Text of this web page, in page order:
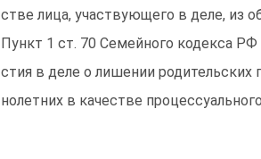
стве лица, участвующего в деле, из
Пункт 1 ст. 70 Семейного кодекса
стия в деле о лишении
нолетних в качестве